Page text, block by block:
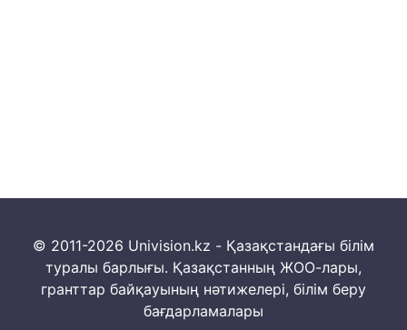
© 2011-2026 Univision.kz - Қазақстандағы білім
туралы барлығы. Қазақстанның ЖОО-лары,
гранттар байқауының нәтижелері, білім беру
бағдарламалары